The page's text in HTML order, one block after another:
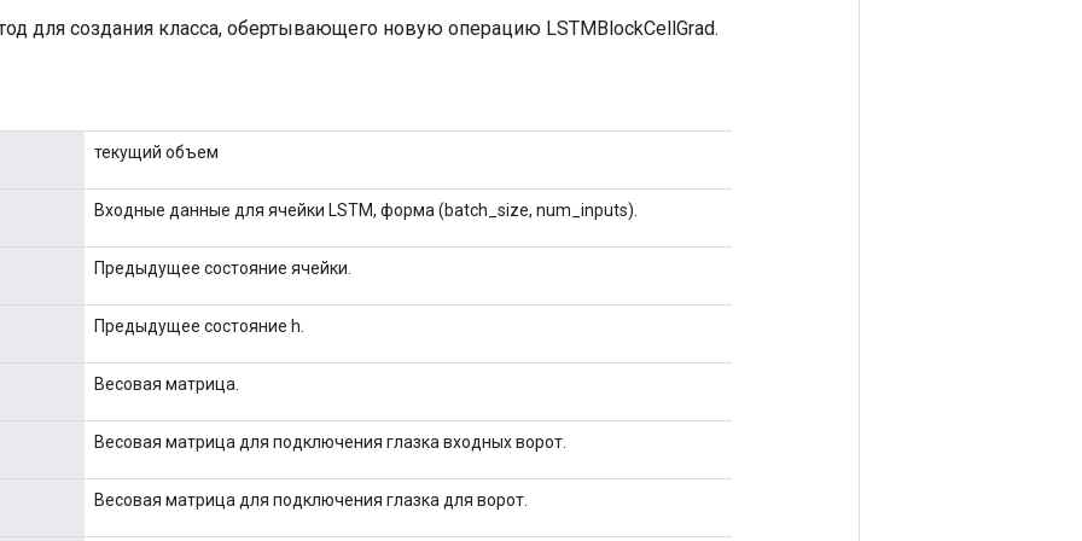
для создания класса, обертывающего новую операцию LSTMBlockCellGrad.
текущий объем
Входные данные для ячейки LSTM, форма (batch_size, num_inputs).
Предыдущее состояние ячейки.
Предыдущее состояние h.
Весовая матрица.
Весовая матрица для подключения глазка входных ворот.
Весовая матрица для подключения глазка для ворот.